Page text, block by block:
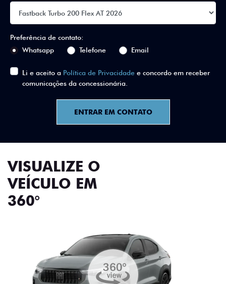
Preferência de contato:
Whatsapp
Telefone Email
Li e aceito a Política de Privacidade e concordo em receber
comunicações da concessionária.
ENTRAR EM CONTATO
VISUALIZE O
VEÍCULO EM
360°